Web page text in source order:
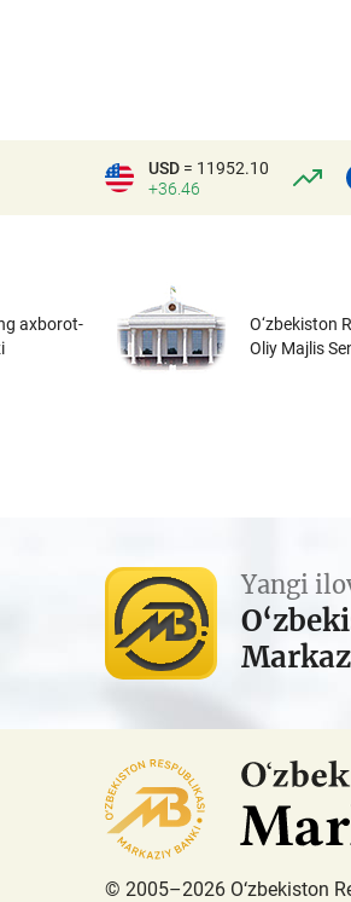
USD = 11952.10
+36.46
axborot-
O‘zbekiston
Oliy Majlis
Yangi
© 2005–2026 O‘zbekiston